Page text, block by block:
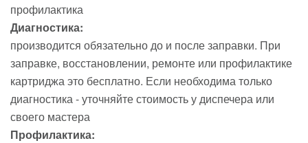
профилактика
Диагностика:
производится обязательно до и после заправки. При
заправке, восстановлении, ремонте или профилактике
картриджа это бесплатно. Если необходима только
диагностика - уточняйте стоимость у диспечера или
своего мастера
Профилактика: